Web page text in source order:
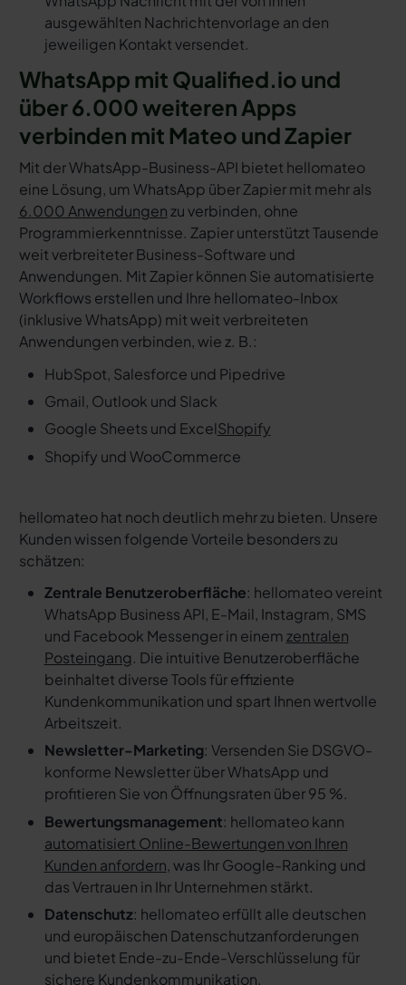
ausgewählten Nachrichtenvorlage an den
jeweiligen Kontakt versendet.
WhatsApp mit Qualified.io und
über 6.000 weiteren Apps
verbinden mit Mateo und Zapier
Mit der WhatsApp-Business-API bietet hellomateo
eine Lösung, um WhatsApp über Zapier mit mehr als
6.000 Anwendungenzu verbinden, ohne
Programmierkenntnisse. Zapier unterstützt Tausende
weit verbreiteter Business-Software und
Anwendungen. Mit Zapier können Sie automatisierte
Workflows erstellen und Ihre hellomateo-Inbox
(inklusive WhatsApp) mit weit verbreiteten
Anwendungen verbinden, wie z. B.:
HubSpot, Salesforce und Pipedrive
Gmail, Outlook und Slack
Google Sheets und ExcelShopify
Shopify und WooCommerce
hellomateo hat noch deutlich mehr zu bieten. Unsere
Kunden wissen folgende Vorteile besonders zu
schätzen:
Zentrale Benutzeroberfläche: hellomateo vereint
WhatsApp Business API, E-Mail, Instagram, SMS
und Facebook Messenger in einem zentralen
Posteingang. Die intuitive Benutzeroberfläche
beinhaltet diverse Tools für effiziente
Kundenkommunikation und spart Ihnen wertvolle
Arbeitszeit.
Newsletter-Marketing: Versenden Sie DSGVO-
konforme Newsletter über WhatsApp und
profitieren Sie von Öffnungsraten über 95 %.
Bewertungsmanagement: hellomateo kann
automatisiert Online-Bewertungen von Ihren
Kunden anfordern, was Ihr Google-Ranking und
das Vertrauen in Ihr Unternehmen stärkt.
Datenschutz: hellomateo erfüllt alle deutschen
und europäischen Datenschutzanforderungen
und bietet Ende-zu-Ende-Verschlüsselung für
sichere Kundenkommunikation.